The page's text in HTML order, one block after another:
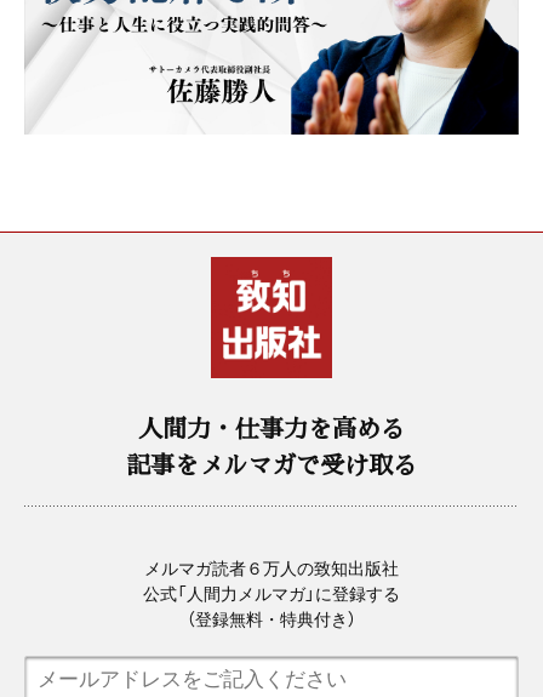
人間力・仕事力を高める
記事をメルマガで受け取る
メルマガ読者６万人の致知出版社
公式「人間力メルマガ」に登録する
（登録無料・特典付き）